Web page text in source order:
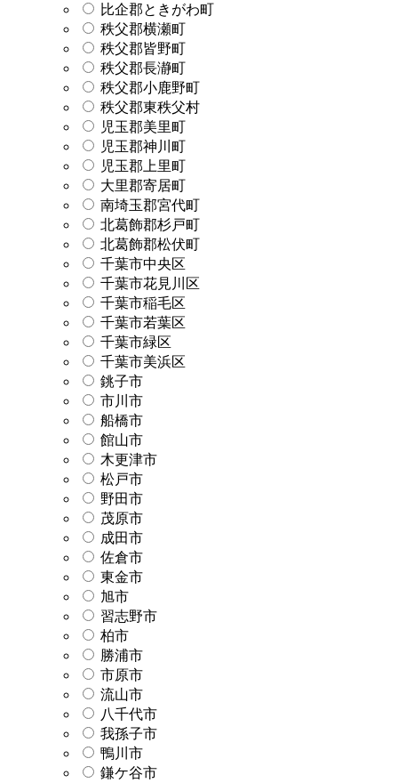
比企郡ときがわ町
秩父郡横瀬町
秩父郡皆野町
秩父郡長瀞町
秩父郡小鹿野町
秩父郡東秩父村
児玉郡美里町
児玉郡神川町
児玉郡上里町
大里郡寄居町
南埼玉郡宮代町
北葛飾郡杉戸町
北葛飾郡松伏町
千葉市中央区
千葉市花見川区
千葉市稲毛区
千葉市若葉区
千葉市緑区
千葉市美浜区
銚子市
市川市
船橋市
館山市
木更津市
松戸市
野田市
茂原市
成田市
佐倉市
東金市
旭市
習志野市
柏市
勝浦市
市原市
流山市
八千代市
我孫子市
鴨川市
鎌ケ谷市